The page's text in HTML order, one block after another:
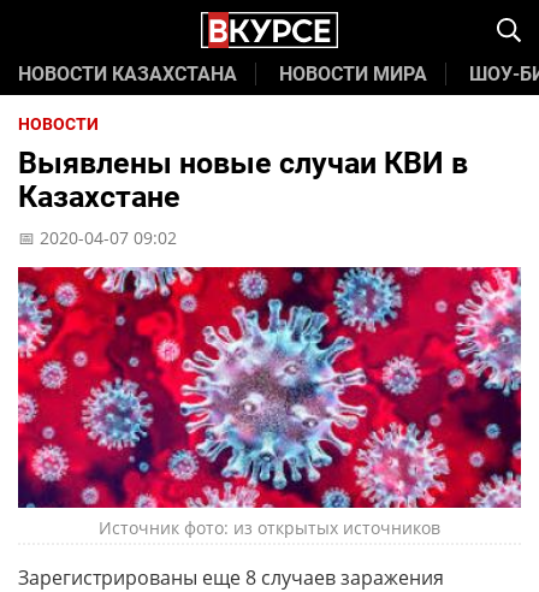
НОВОСТИ КАЗАХСТАНА НОВОСТИ МИРА ШОУ-
НОВОСТИ
Выявлены новые случаи КВИ в
Казахстане
📅 2020-04-07 09:02
Источник фото: из открытых источников
Зарегистрированы еще 8 случаев заражения